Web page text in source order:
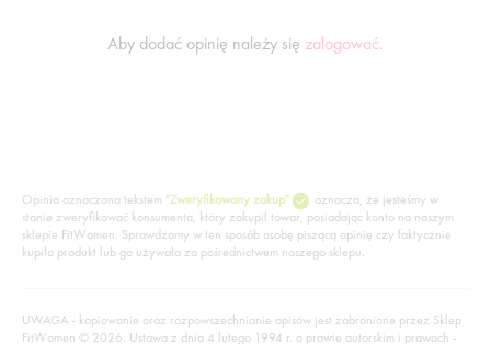
Aby dodać opinię należy się zalogować.
Opinia oznaczona tekstem "Zweryfikowany zakup"
oznacza, że jesteśmy w
stanie zweryfikować konsumenta, który zakupił towar, posiadając konto na naszym
sklepie FitWomen. Sprawdzamy w ten sposób osobę piszącą opinię czy faktycznie
kupiła produkt lub go używała za pośrednictwem naszego sklepu.
UWAGA - kopiowanie oraz rozpowszechnianie opisów jest zabronione przez Sklep
FitWomen © 2026. Ustawa z dnia 4 lutego 1994 r. o prawie autorskim i prawach -